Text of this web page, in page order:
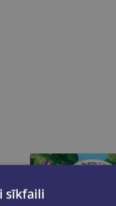
sīkfaili